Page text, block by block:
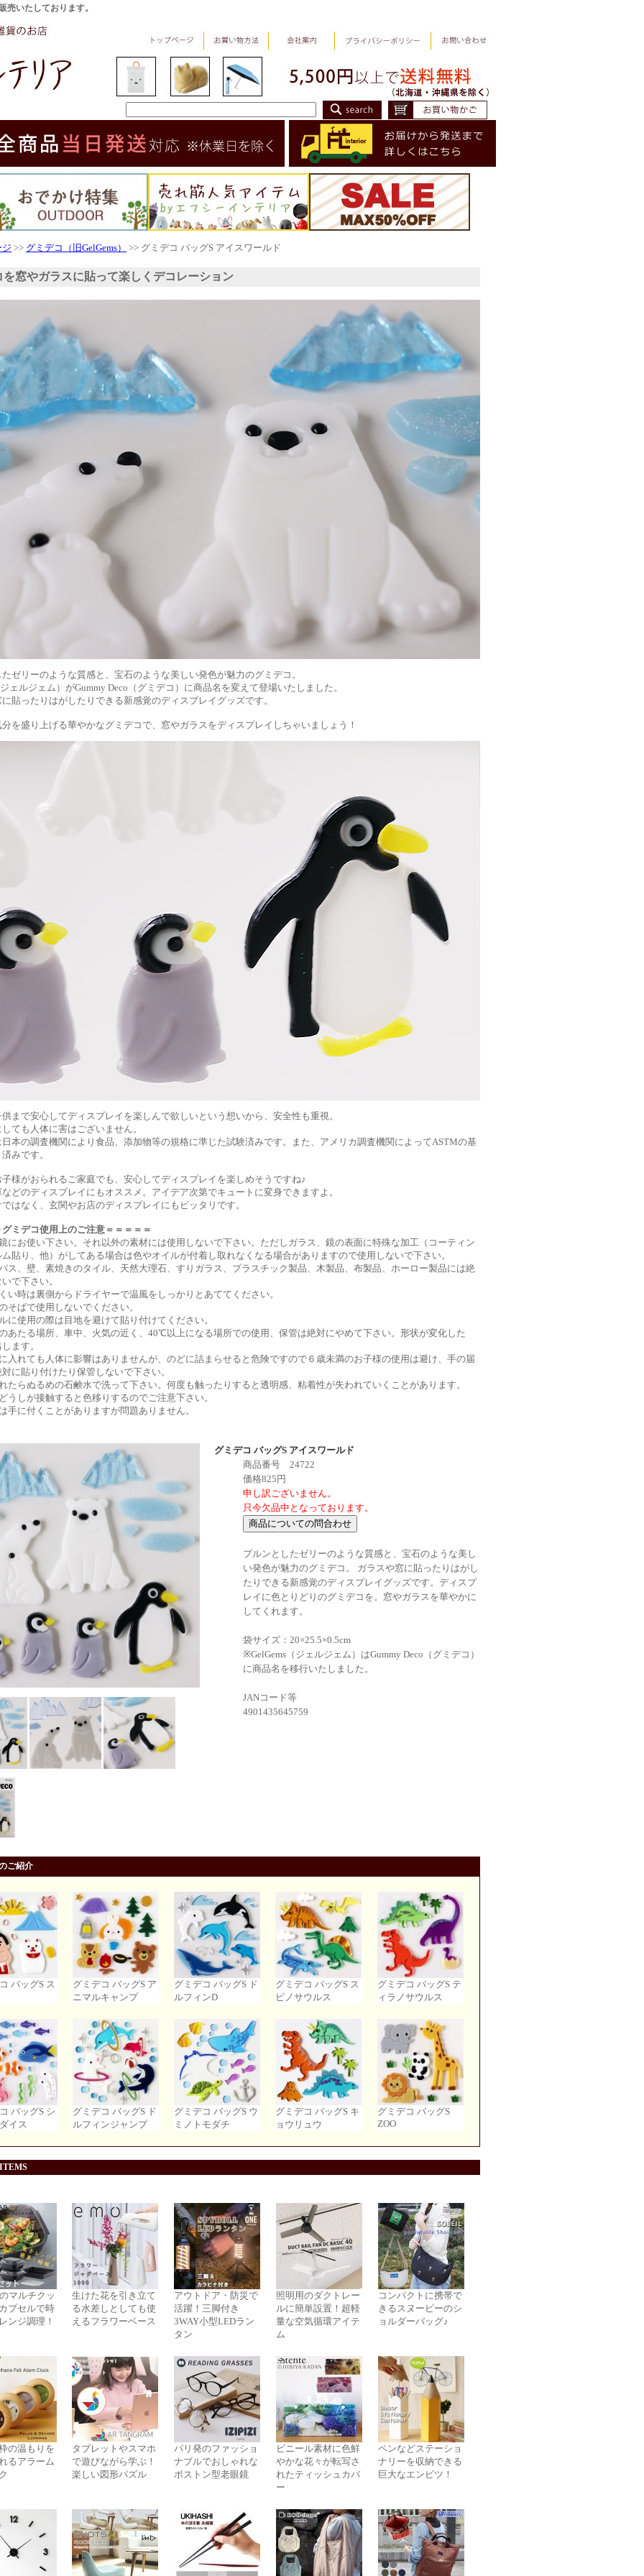
売いたしております。
>> グミデコ（旧GelGems） >> グミデコ バッグS アイスワールド
を窓やガラスに貼って楽しくデコレーション
ゼリーのような質感と、宝石のような美しい発色が魅力のグミデコ。
ェルジェム）がGummy Deco（グミデコ）に商品名を変えて登場いたしました。
貼ったりはがしたりできる新感覚のディスプレイグッズです。
を盛り上げる華やかなグミデコで、窓やガラスをディスプレイしちゃいましょう！
まで安心してディスプレイを楽しんで欲しいという想いから、安全性も重視。
ても人体に害はございません。
本の調査機関により食品、添加物等の規格に準じた試験済みです。また、アメリカ調査機関によってASTMの基
みです。
様がおられるご家庭でも、安心してディスプレイを楽しめそうですね♪
どのディスプレイにもオススメ。アイデア次第でキュートに変身できますよ。
はなく、玄関やお店のディスプレイにもピッタリです。
ミデコ使用上のご注意＝＝＝＝＝
にお使い下さい。それ以外の素材には使用しないで下さい。ただしガラス、鏡の表面に特殊な加工（コーティン
貼り、他）がしてある場合は色やオイルが付着し取れなくなる場合がありますので使用しないで下さい。
ス、壁、素焼きのタイル、天然大理石、すりガラス、プラスチック製品、木製品、布製品、ホーロー製品には絶
で下さい。
い時は裏側からドライヤーで温風をしっかりとあててください。
そばで使用しないでください。
に使用の際は目地を避けて貼り付けてください。
あたる場所、車中、火気の近く、40℃以上になる場所での使用、保管は絶対にやめて下さい。形状が変化した
ます。
入れても人体に影響はありませんが、のどに詰まらせると危険ですので６歳未満のお子様の使用は避け、手の届
に貼り付けたり保管しないで下さい。
たらぬるめの石鹸水で洗って下さい。何度も触ったりすると透明感、粘着性が失われていくことがあります。
うしが接触すると色移りするのでご注意下さい。
手に付くことがありますが問題ありません。
グミデコ バッグS アイスワールド
商品番号 24722
価格825円
申し訳ございません。
只今欠品中となっております。
プルンとしたゼリーのような質感と、宝石のような美し
い発色が魅力のグミデコ。 ガラスや窓に貼ったりはがし
たりできる新感覚のディスプレイグッズです。ディスプ
レイに色とりどりのグミデコを。窓やガラスを華やかに
してくれます。
袋サイズ：20×25.5×0.5cm
※GelGems（ジェルジェム）はGummy Deco（グミデコ）
に商品名を移行いたしました。
JANコード等
4901435645759
ご紹介
バッグS ス
グミデコ バッグS ア
ニマルキャンプ
グミデコ バッグS ド
ルフィンD
グミデコ バッグS ス
ピノサウルス
グミデコ バッグS テ
ィラノサウルス
バッグS シ
イス
グミデコ バッグS ド
ルフィンジャンプ
グミデコ バッグS ウ
ミノトモダチ
グミデコ バッグS キ
ョウリュウ
グミデコ バッグS
ZOO
マルチクッ
プセルで時
ンジ調理！
生けた花を引き立て
る水差しとしても使
えるフラワーベース
アウトドア・防災で
活躍！三脚付き
3WAY小型LEDラン
タン
照明用のダクトレー
ルに簡単設置！超軽
量な空気循環アイテ
ム
コンパクトに携帯で
きるスヌーピーのシ
ョルダーバッグ♪
の温もりを
るアラーム
タブレットやスマホ
で遊びながら学ぶ！
楽しい図形パズル
パリ発のファッショ
ナブルでおしゃれな
ボストン型老眼鏡
ビニール素材に色鮮
やかな花々が転写さ
れたティッシュカバ
ー
ペンなどステーショ
ナリーを収納できる
巨大なエンピツ！